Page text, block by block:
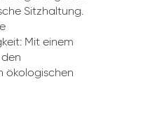
Sitzhaltung.
Mit einem
ökologischen